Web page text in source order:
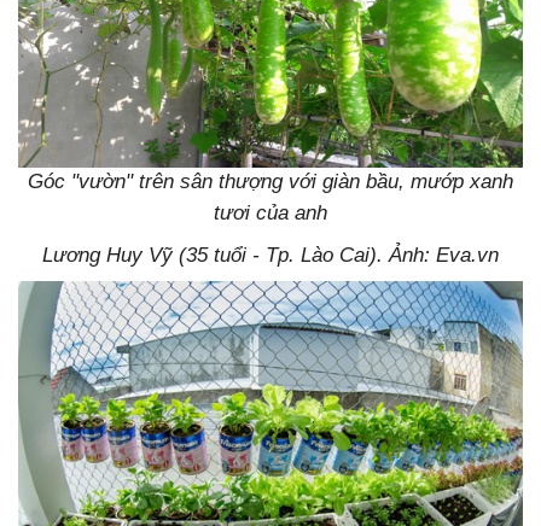
Góc "vườn" trên sân thượng với giàn bầu, mướp xanh
tươi của anh
Lương Huy Vỹ (35 tuổi - Tp. Lào Cai). Ảnh: Eva.vn